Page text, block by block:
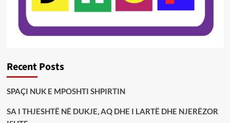
Recent Posts
SPAÇI NUK E MPOSHTI SHPIRTIN
SA I THJESHTË NË DUKJE, AQ DHE I LARTË DHE NJERËZOR